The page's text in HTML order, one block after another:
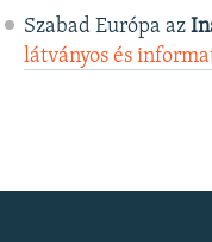
Szabad Európa az
látványos és